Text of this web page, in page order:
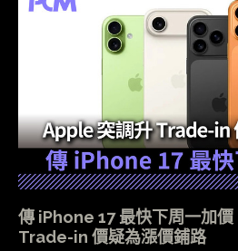
傳 iPhone 17 最快下周一加
Trade-in 價疑為漲價鋪路